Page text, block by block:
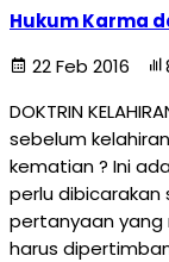
Hukum Karma
22 Feb 2016
DOKTRIN
sebelum
kematian ? Ini
perlu dibicarakan
pertanyaan yang
harus